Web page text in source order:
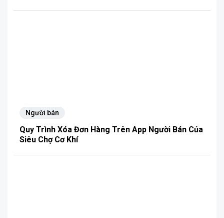
Người bán
Quy Trình Xóa Đơn Hàng Trên App Người Bán Của
Siêu Chợ Cơ Khí